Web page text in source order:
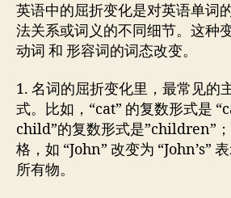
英语中的屈折变化是对英语单词
法关系或词义的不同细节。这种
动词 和 形容词的词态改变。
1. 名词的屈折变化里，最常见的
式。比如，“cat” 的复数形式是
child”的复数形式是”children”
格，如 “John” 改变为 “John’s”
所有物。